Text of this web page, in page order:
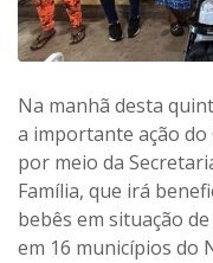
Na manhã desta
a importante ação do
por meio da
Família, que irá
bebês em situação
em 16 municípios do